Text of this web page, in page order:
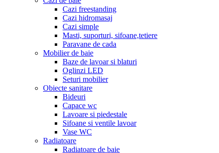
Cazi freestanding
Cazi hidromasaj
Cazi simple
Masti, suporturi, sifoane,tetiere
Paravane de cada
Mobilier de baie
Baze de lavoar si blaturi
Oglinzi LED
Seturi mobilier
Obiecte sanitare
Bideuri
Capace wc
Lavoare si piedestale
Sifoane si ventile lavoar
Vase WC
Radiatoare
Radiatoare de baie